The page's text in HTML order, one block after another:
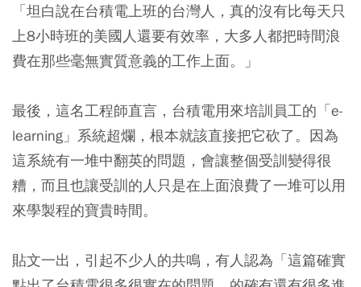
「坦白說在台積電上班的台灣人，真的沒有比每天只
上8小時班的美國人還要有效率，大多人都把時間浪
費在那些毫無實質意義的工作上面。」
最後，這名工程師直言，台積電用來培訓員工的「e-
learning」系統超爛，根本就該直接把它砍了。因為
這系統有一堆中翻英的問題，會讓整個受訓變得很
糟，而且也讓受訓的人只是在上面浪費了一堆可以用
來學製程的寶貴時間。
貼文一出，引起不少人的共鳴，有人認為「這篇確實